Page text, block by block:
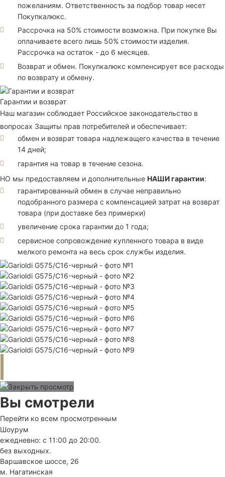
пожеланиям. Ответственность за подбор товар несет
Покупкалюкс.
Рассрочка на 50% стоимости возможна. При покупке Вы
оплачиваете всего лишь 50% стоимости изделия.
Рассрочка на остаток - до 6 месяцев.
Возврат и обмен. Покупкалюкс компенсирует все расходы
по возврату и обмену.
Гарантии и возврат
Наш магазин соблюдает Российское законодательство в
вопросах Защиты прав потребителей и обеспечивает:
обмен и возврат товара надлежащего качества в течение
14 дней;
гарантия на товар в течение сезона.
НО мы предоставляем и дополнительные НАШИ гарантии:
гарантированный обмен в случае неправильно
подобранного размера с компенсацией затрат на возврат
товара (при доставке без примерки)
увеличение срока гарантии до 1 года;
сервисное сопровождение купленного товара в виде
мелкого ремонта на весь срок службы изделия.
Вы смотрели
Перейти ко всем просмотренным
Шоурум
ежедневно: с 11:00 до 20:00.
без выходных.
Варшавское шоссе, 26
м. Нагатинская